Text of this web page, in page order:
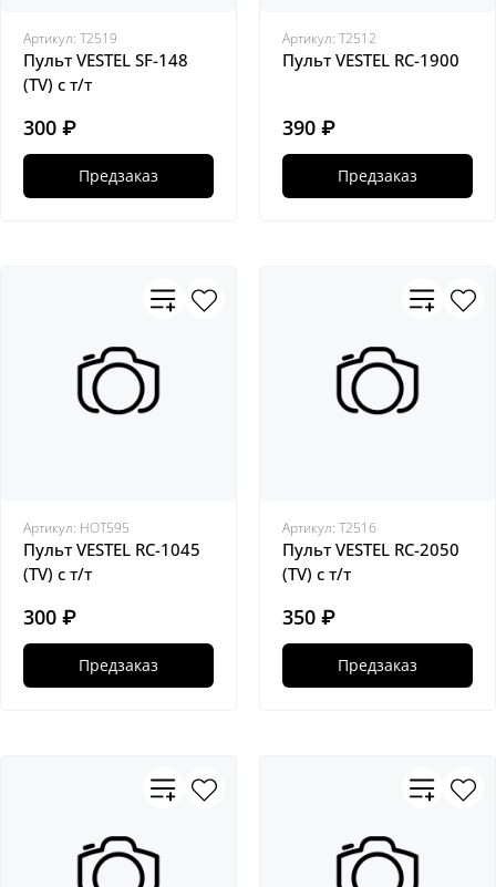
Артикул: Т2519
Пульт VESTEL SF-148
(TV) с т/т
300 ₽
Предзаказ
Артикул: Т2512
Пульт VESTEL RC-1900
390 ₽
Предзаказ
Артикул: HOT595
Пульт VESTEL RC-1045
(TV) с т/т
300 ₽
Предзаказ
Артикул: Т2516
Пульт VESTEL RC-2050
(TV) с т/т
350 ₽
Предзаказ